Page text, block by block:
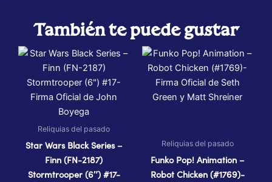
También te puede gustar
Reliquias del pasado
Star Wars Black Series –
Finn (FN-2187)
Stormtrooper (6″) #17-
Reliquias del pasado
Funko Pop! Animation –
Robot Chicken (#1769)-